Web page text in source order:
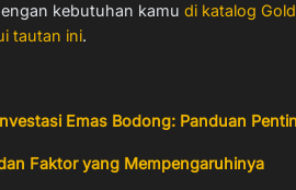
kebutuhan kamu di katalog
tautan ini.
Emas Bodong: Panduan
Faktor yang Mempengaruhinya